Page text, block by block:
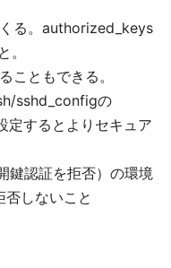
る。authorized_keys
。
こともできる。
sshd_configの
するとよりセキュア
認証を拒否）の環境
しないこと